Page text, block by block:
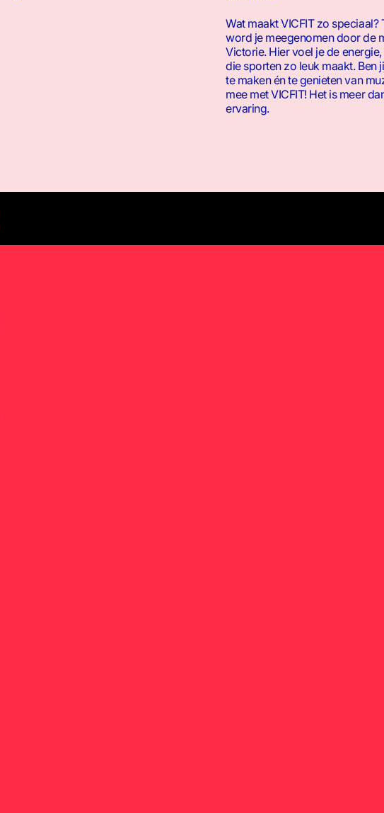
Wat maakt VICFIT zo
word je meegenomen door de
Victorie. Hier voel je de
die sporten zo leuk maakt. Ben
te maken én te genieten van
mee met VICFIT! Het is meer
ervaring.